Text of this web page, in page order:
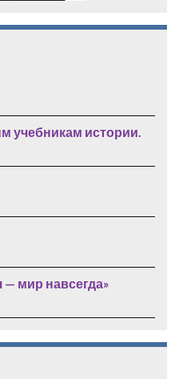
учебникам истории.
— мир навсегда»